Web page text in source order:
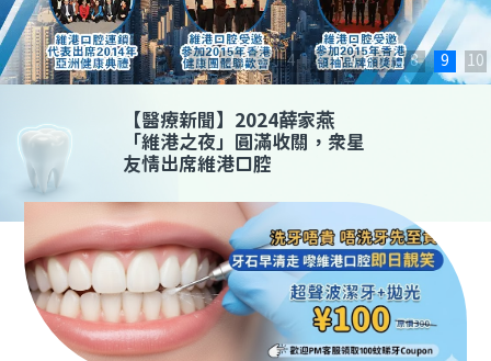
1 2 3 4 5 6 7 8 9 10
【醫療新聞 】 2024薛家燕
「維港之夜」圓滿收關，眾星
友情出席維港口腔